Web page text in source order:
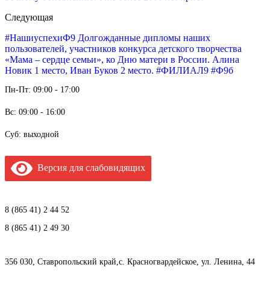
Следующая
#НашиуспехиФ9 Долгожданные дипломы наших
пользователей, участников конкурса детского творчества
«Мама – сердце семьи», ко Дню матери в России. Алина
Новик 1 место, Иван Буков 2 место. #ФИЛИАЛ9 #Ф9б
Пн-Пт: 09:00 - 17:00
Вс: 09:00 - 16:00
Суб: выходной
Версия для слабовидящих
8 (865 41) 2 44 52
8 (865 41) 2 49 30
356 030, Ставропольский край,с. Красногвардейское, ул. Ленина, 44